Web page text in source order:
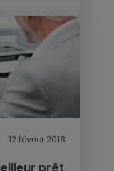
12 février 2018